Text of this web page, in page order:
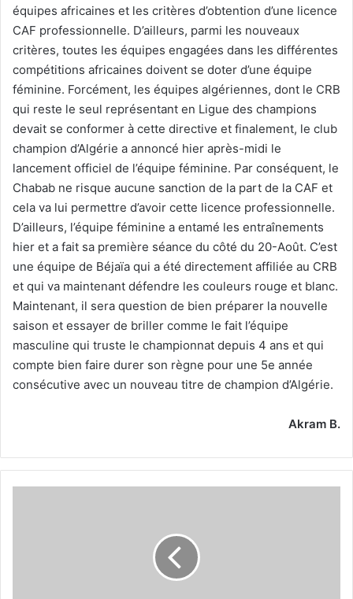
équipes africaines et les critères d’obtention d’une licence
CAF professionnelle. D’ailleurs, parmi les nouveaux
critères, toutes les équipes engagées dans les différentes
compétitions africaines doivent se doter d’une équipe
féminine. Forcément, les équipes algériennes, dont le CRB
qui reste le seul représentant en Ligue des champions
devait se conformer à cette directive et finalement, le club
champion d’Algérie a annoncé hier après-midi le
lancement officiel de l’équipe féminine. Par conséquent, le
Chabab ne risque aucune sanction de la part de la CAF et
cela va lui permettre d’avoir cette licence professionnelle.
D’ailleurs, l’équipe féminine a entamé les entraînements
hier et a fait sa première séance du côté du 20-Août. C’est
une équipe de Béjaïa qui a été directement affiliée au CRB
et qui va maintenant défendre les couleurs rouge et blanc.
Maintenant, il sera question de bien préparer la nouvelle
saison et essayer de briller comme le fait l’équipe
masculine qui truste le championnat depuis 4 ans et qui
compte bien faire durer son règne pour une 5e année
consécutive avec un nouveau titre de champion d’Algérie.
Akram B.